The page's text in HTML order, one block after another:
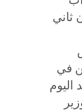
٢٣ كانون ثاني
في
اليوم